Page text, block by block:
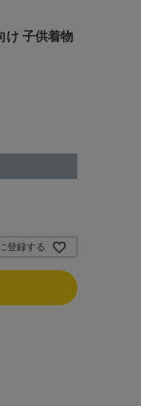
け 子供着物
登録する